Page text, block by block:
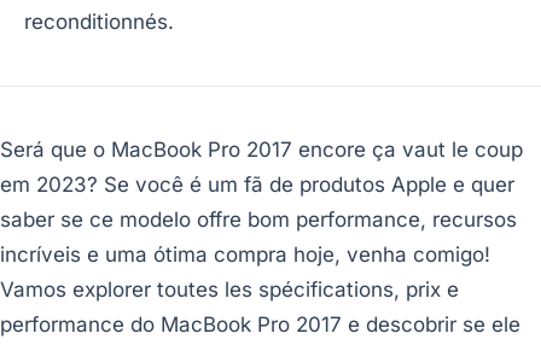
reconditionnés.
Será que o MacBook Pro 2017 encore ça vaut le coup
em 2023? Se você é um fã de produtos Apple e quer
saber se ce modelo offre bom performance, recursos
incríveis e uma ótima compra hoje, venha comigo!
Vamos explorer toutes les spécifications, prix e
performance do MacBook Pro 2017 e descobrir se ele